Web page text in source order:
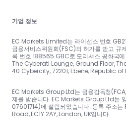
기업 정보
EC Markets Limited는 라이선스 번호
금융서비스위원회(FSC)의 허가를 받고 규
록 번호 188565 GBC로 모리셔스 공화국
The Cyberati Lounge, Ground Floor,
40 Cybercity, 72201, Ebene, Republic
EC Markets Group Ltd는 금융감독청
제를 받습니다. EC Markets Group Ltd는
07601714)에 설립되었습니다. 등록 주소
Road, EC1Y 2AY, London, UK입니다.